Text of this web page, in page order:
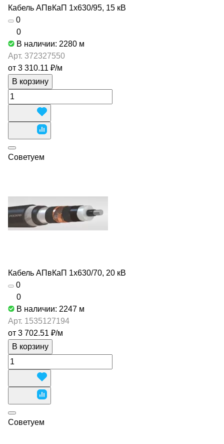
Кабель АПвКаП 1х630/95, 15 кВ
0
0
В наличии: 2280 м
Арт. 372327550
от 3 310.11 ₽/м
В корзину
Советуем
Кабель АПвКаП 1х630/70, 20 кВ
0
0
В наличии: 2247 м
Арт. 1535127194
от 3 702.51 ₽/м
В корзину
Советуем